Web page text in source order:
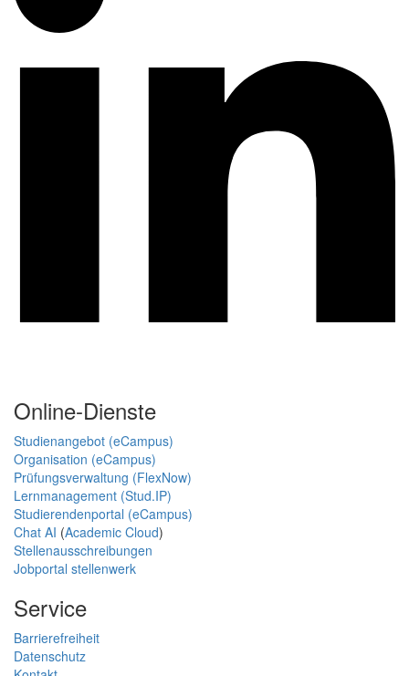
Online-Dienste
Studienangebot (eCampus)
Organisation (eCampus)
Prüfungsverwaltung (FlexNow)
Lernmanagement (Stud.IP)
Studierendenportal (eCampus)
Chat AI (Academic Cloud)
Stellenausschreibungen
Jobportal stellenwerk
Service
Barrierefreiheit
Datenschutz